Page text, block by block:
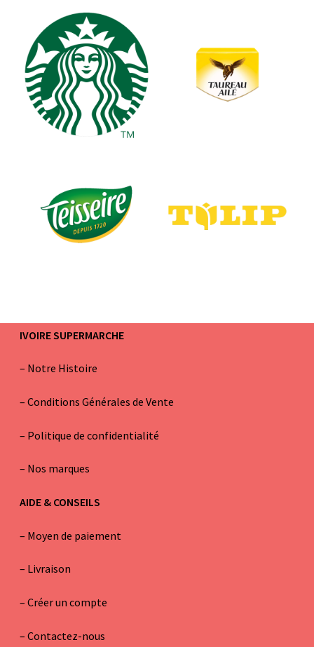
IVOIRE SUPERMARCHE
– Notre Histoire
– Conditions Générales de Vente
– Politique de confidentialité
– Nos marques
AIDE & CONSEILS
– Moyen de paiement
– Livraison
– Créer un compte
– Contactez-nous